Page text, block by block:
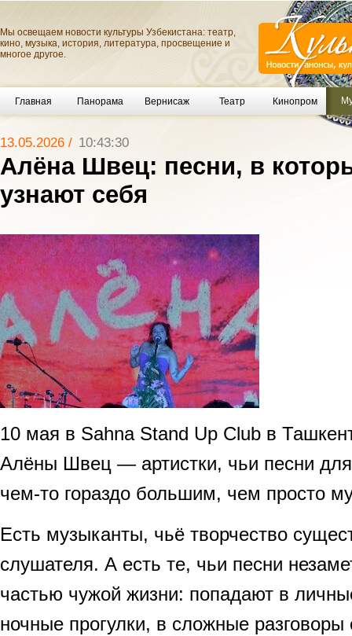
Мы освещаем новости культуры Узбекистана: театр,
кино, музыка, история, литература, просвещение и
многое другое.
Главная Панорама Вернисаж Театр Кинопром
13.05.2026 / 10:43:30
Алёна Швец: песни, в
узнают себя
10 мая в Sahna Stand Up Club в
Алёны Швец — артистки, чьи песни
чем-то гораздо большим, чем просто
Есть музыканты, чьё творчество
слушателя. А есть те, чьи песни
частью чужой жизни: попадают в
ночные прогулки, в сложные разговоры